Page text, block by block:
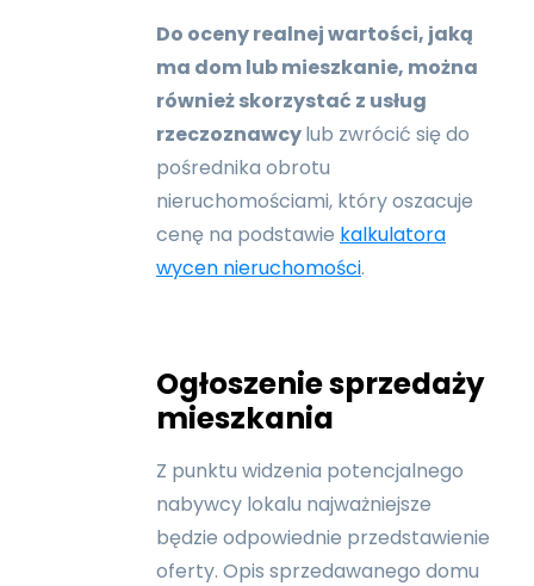
Do oceny realnej wartości, jaką
ma dom lub mieszkanie, można
również skorzystać z usług
rzeczoznawcylub zwrócić się do
pośrednika obrotu
nieruchomościami, który oszacuje
cenę na podstawie kalkulatora
wycen nieruchomości.
Ogłoszenie sprzedaży
mieszkania
Z punktu widzenia potencjalnego
nabywcy lokalu najważniejsze
będzie odpowiednie przedstawienie
oferty. Opis sprzedawanego domu